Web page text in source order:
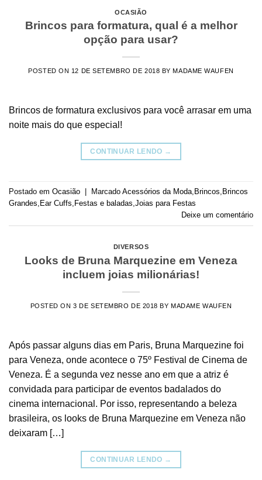
OCASIÃO
Brincos para formatura, qual é a melhor
opção para usar?
POSTED ON 12 DE SETEMBRO DE 2018 BYMADAME WAUFEN
Brincos de formatura exclusivos para você arrasar em uma
noite mais do que especial!
CONTINUAR LENDO →
Postado em Ocasião | Marcado Acessórios da Moda Brincos Brincos
Grandes Ear Cuffs Festas e baladas Joias para Festas
Deixe um comentário
DIVERSOS
Looks de Bruna Marquezine em Veneza
incluem joias milionárias!
POSTED ON3 DE SETEMBRO DE 2018 BYMADAME WAUFEN
Após passar alguns dias em Paris, Bruna Marquezine foi
para Veneza, onde acontece o 75º Festival de Cinema de
Veneza. É a segunda vez nesse ano em que a atriz é
convidada para participar de eventos badalados do
cinema internacional. Por isso, representando a beleza
brasileira, os looks de Bruna Marquezine em Veneza não
deixaram […]
CONTINUAR LENDO →